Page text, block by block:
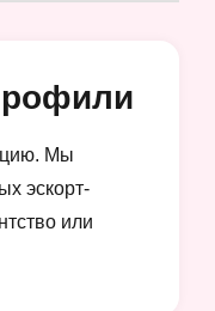
Мы
эскорт-
или